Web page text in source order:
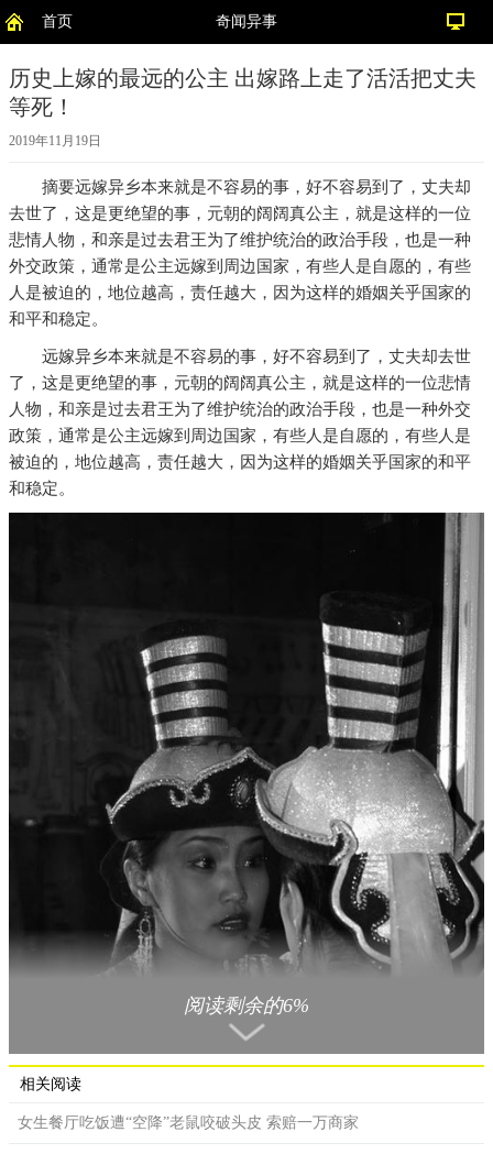
首页 奇闻异事
历史上嫁的最远的公主 出嫁路上走了活活把丈夫
等死！
2019年11月19日
摘要远嫁异乡本来就是不容易的事，好不容易到了，丈夫却
去世了，这是更绝望的事，元朝的阔阔真公主，就是这样的一位
悲情人物，和亲是过去君王为了维护统治的政治手段，也是一种
外交政策，通常是公主远嫁到周边国家，有些人是自愿的，有些
人是被迫的，地位越高，责任越大，因为这样的婚姻关乎国家的
和平和稳定。
远嫁异乡本来就是不容易的事，好不容易到了，丈夫却去世
了，这是更绝望的事，元朝的阔阔真公主，就是这样的一位悲情
人物，和亲是过去君王为了维护统治的政治手段，也是一种外交
政策，通常是公主远嫁到周边国家，有些人是自愿的，有些人是
被迫的，地位越高，责任越大，因为这样的婚姻关乎国家的和平
和稳定。
阅读剩余的6%
相关阅读
女生餐厅吃饭遭“空降”老鼠咬破头皮 索赔一万商家